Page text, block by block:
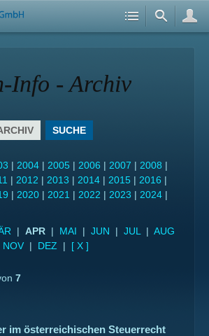
Info - Archiv
SUCHE
| 2004 | 2005 | 2006 | 2007 | 2008 |
| 2012 | 2013 | 2014 | 2015 | 2016 |
| 2020 | 2021 | 2022 | 2023 | 2024 |
| APR | MAI | JUN | JUL | AUG
NOV | DEZ | [ X ]
7
im österreichischen Steuerrecht